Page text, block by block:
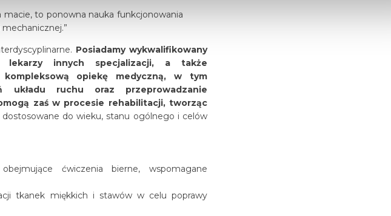
to ponowna nauka funkcjonowania
Posiadamy wykwalifikowany
lekarzy innych specjalizacji, a także
opiekę medyczną, w tym
układu ruchu oraz przeprowadzanie
zaś w procesie rehabilitacji, tworząc
dostosowane do wieku, stanu ogólnego i celów
ćwiczenia bierne, wspomagane
tkanek miękkich i stawów w celu poprawy